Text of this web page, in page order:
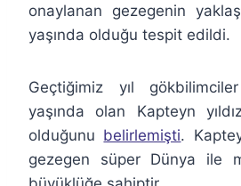
onaylanan gezegenin
yaşında olduğu tespit edildi.
Geçtiğimiz yıl
yaşında olan Kapteyn
olduğunu belirlemişti.
gezegen süper Dünya ile